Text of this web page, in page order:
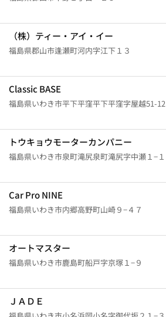
（株）ティー・アイ・イー
福島県郡山市逢瀬町河内字江下１３
Classic BASE
福島県いわき市平下平窪平下平窪字屋越51-12
トウキョウモーターカンパニー
福島県いわき市泉町滝尻泉町滝尻字中瀬１−１
Car Pro NINE
福島県いわき市内郷高野町山崎９−４７
オートマスター
福島県いわき市鹿島町船戸字京塚１−９
ＪＡＤＥ